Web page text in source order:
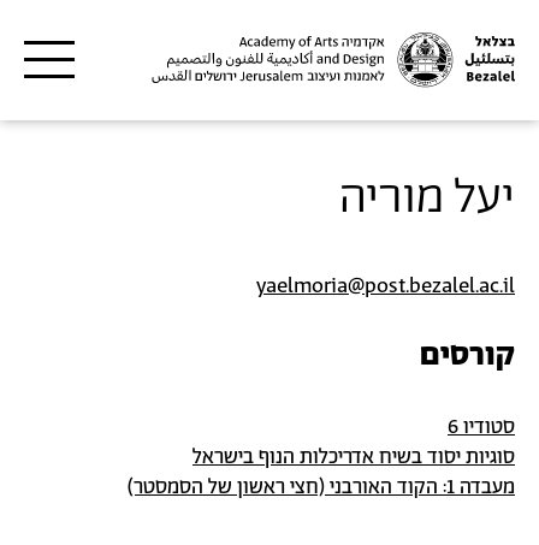
יעל מוריה
yaelmoria@post.bezalel.ac.il
קורסים
סטודיו 6
סוגיות יסוד בשיח אדריכלות הנוף בישראל
מעבדה 1: הקוד האורבני (חצי ראשון של הסמסטר)